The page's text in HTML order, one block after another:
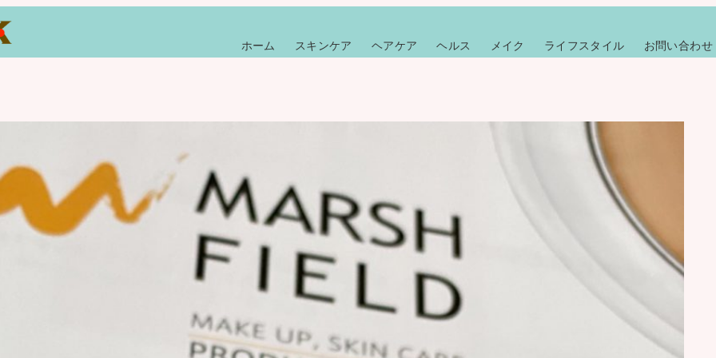
ホーム スキンケア ヘアケア ヘルス メイク ライフスタイル お問い合わせ